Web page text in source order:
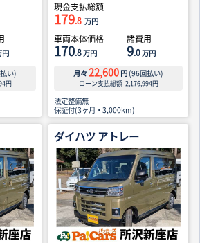
円
い)
円
現金支払総額
179.8 万円
車両本体価格
170.8万円
諸費用
9.0万円
月々 22,600 円 (96回払い)
ローン支払総額 2,176,994円
法定整備無
保証付(3ヶ月・3,000km)
ダイハツ アトレー